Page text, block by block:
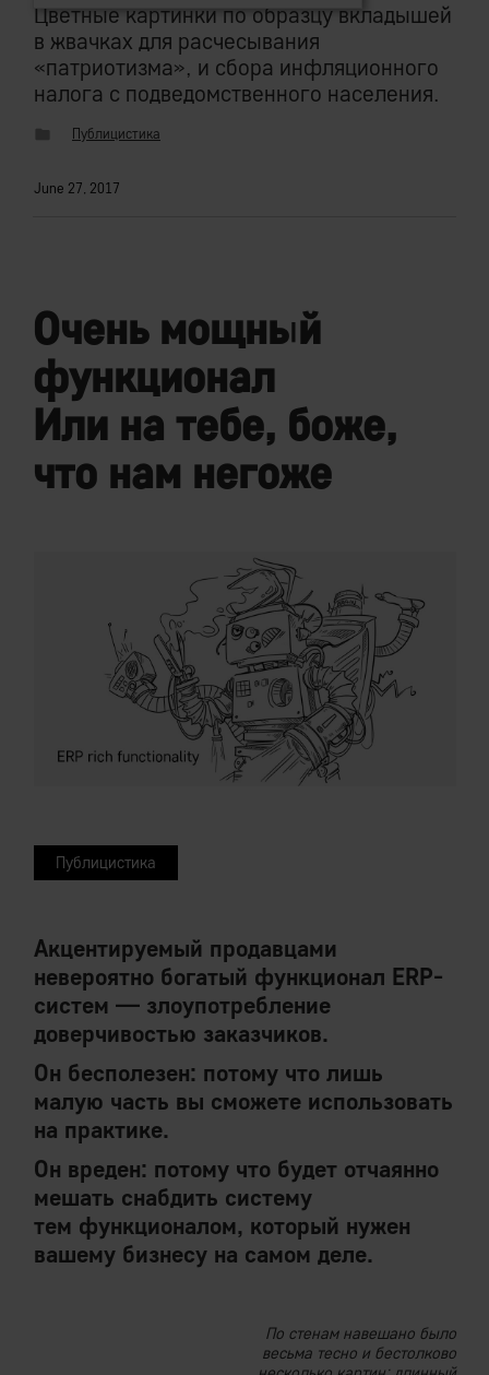
Цветные картинки по образцу вкладышей
в жвачках для расчесывания
«патриотизма», и сбора инфляционного
налога с подведомственного населения.
Публицистика
June 27, 2017
Очень мощный
функционал
Или на тебе, боже,
что нам негоже
Публицистика
Акцентируемый продавцами
невероятно богатый функционал ERP-
систем — злоупотребление
доверчивостью заказчиков.
Он бесполезен: потому что лишь
малую часть вы сможете использовать
на практике.
Он вреден: потому что будет отчаянно
мешать снабдить систему
тем функционалом, который нужен
вашему бизнесу на самом деле.
По стенам навешано было
весьма тесно и бестолково